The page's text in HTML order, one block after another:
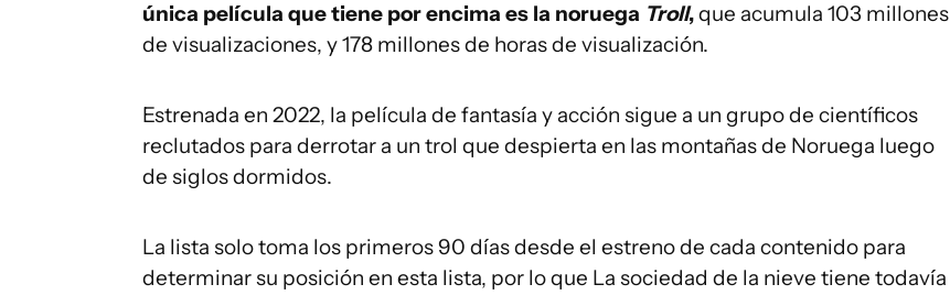
única película que tiene por encima es la noruega Troll,que acumula 103 millones
de visualizaciones, y 178 millones de horas de visualización.
Estrenada en 2022, la película de fantasía y acción sigue a un grupo de científicos
reclutados para derrotar a un trol que despierta en las montañas de Noruega luego
de siglos dormidos.
La lista solo toma los primeros 90 días desde el estreno de cada contenido para
determinar su posición en esta lista, por lo que La sociedad de la nieve tiene todavía